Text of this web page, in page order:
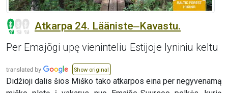
Atkarpa 24. Lääniste‒Kavastu.
Per Emajõgi upę vieninteliu Estijoje lyniniu keltu
Show original
Didžioji dalis šios Miško tako atkarpos eina per negyvenamą